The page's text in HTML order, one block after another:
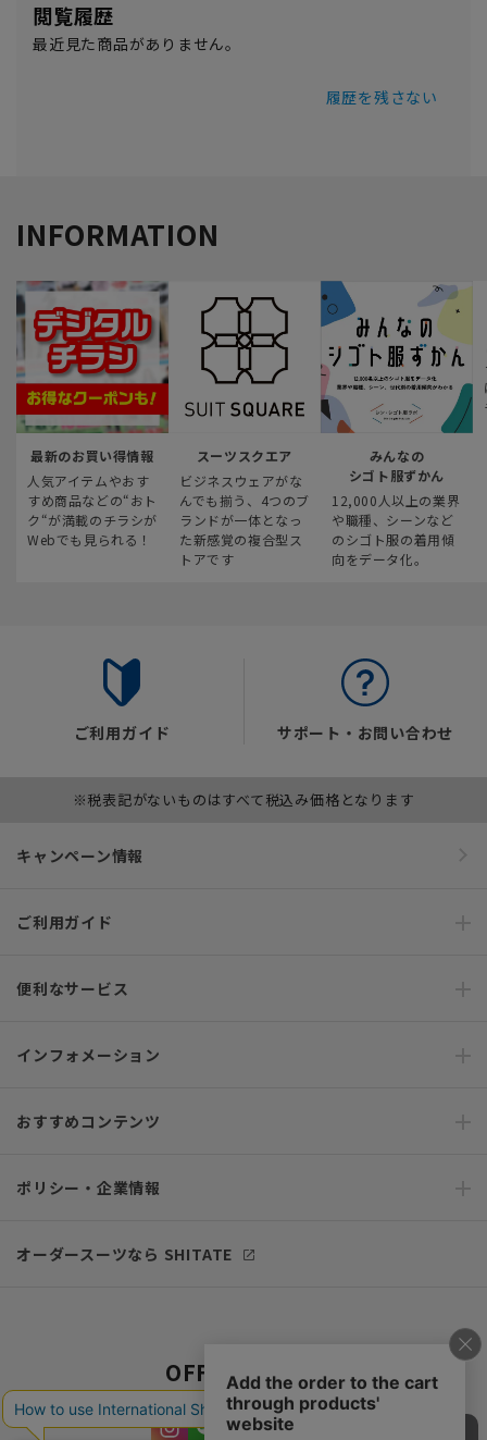
閲覧履歴
最近見た商品がありません。
履歴を残さない
INFORMATION
最新のお買い得情報
人気アイテムやおす
すめ商品などの“おト
ク“が満載のチラシが
Webでも見られる！
スーツスクエア
ビジネスウェアがな
んでも揃う、4つのブ
ランドが一体となっ
た新感覚の複合型ス
トアです
みんなの
シゴト服ずかん
12,000人以上の業界
や職種、シーンなど
のシゴト服の着用傾
向をデータ化。
ご利用ガイド サポート・お問い合わせ
※税表記がないものはすべて税込み価格となります
キャンペーン情報
ご利用ガイド
便利なサービス
インフォメーション
おすすめコンテンツ
ポリシー・企業情報
オーダースーツなら SHITATE
OFFICIAL SNS